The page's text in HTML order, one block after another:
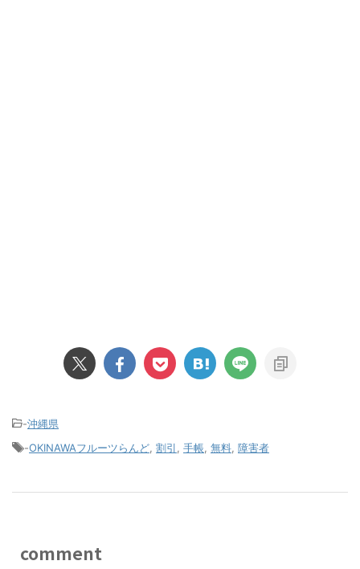
-沖縄県
-OKINAWAフルーツらんど 割引 手帳 無料 障害者
comment